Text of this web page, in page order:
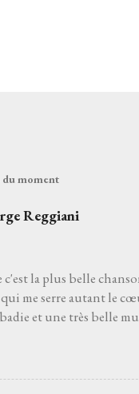
du moment
Reggiani
c'est la plus belle
me serre autant le
et une très belle
découvrir la vie. Je ne